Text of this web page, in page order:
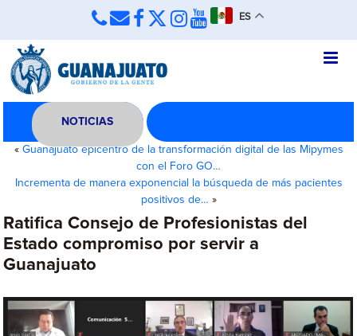
ES
NOTICIAS
« Guanajuato epicentro de la transformación digital de las Mipymes
con el Foro GO…
Incrementa de manera exponencial la búsqueda de más pacientes
positivos de… »
Ratifica Consejo de Profesionistas del
Estado compromiso por servir a
Guanajuato